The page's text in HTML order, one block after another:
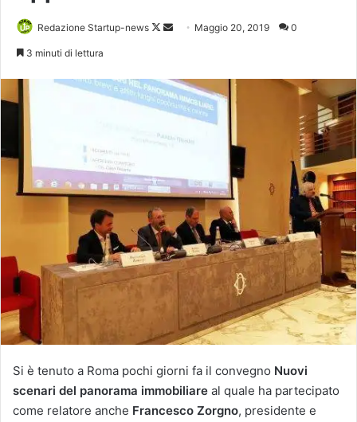
Redazione Startup-news
Follow
Invia Maggio 20, 2019 0
3 minuti di lettura
Si è tenuto a Roma pochi giorni fa il convegno Nuovi
scenari del panorama immobiliare al quale ha partecipato
come relatore anche Francesco Zorgno, presidente e